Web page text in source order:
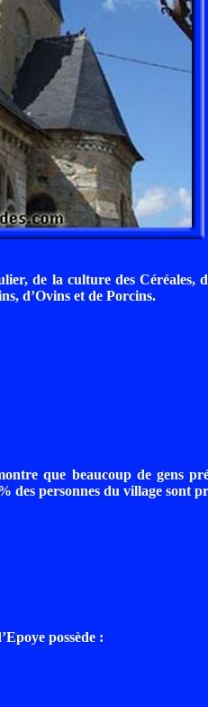
de la culture des Céréales,
d’Ovins et de Porcins.
que beaucoup de gens
des personnes du village sont
possède :